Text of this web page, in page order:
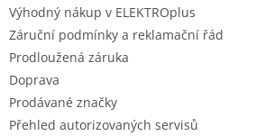
Výhodný nákup v ELEKTROplus
Záruční podmínky a reklamační řád
Prodloužená záruka
Doprava
Prodávané značky
Přehled autorizovaných servisů